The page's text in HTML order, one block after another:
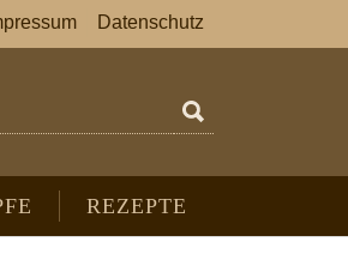
REZEPTE
Datenschutz